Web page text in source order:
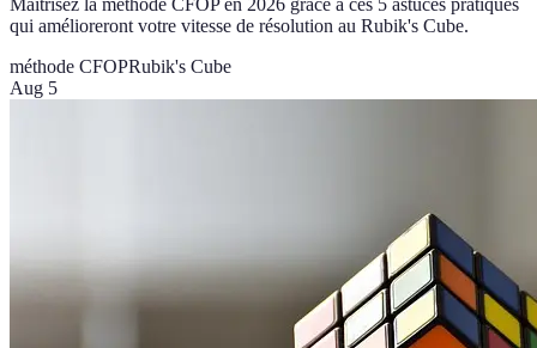
Maîtrisez la méthode CFOP en 2026 grâce à ces 5 astuces pratiques
qui amélioreront votre vitesse de résolution au Rubik's Cube.
méthode CFOPRubik's Cube
Aug 5